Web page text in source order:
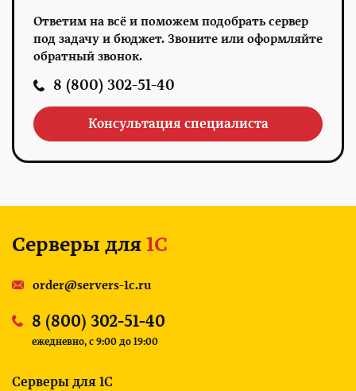
Ответим на всё и поможем подобрать сервер
под задачу и бюджет. Звоните или оформляйте
обратный звонок.
8 (800) 302-51-40
Консультация специалиста
Серверы для 1С
Серверы для 1С
order@servers-1c.ru
8 (800) 302-51-40
ежедневно, c 9:00 до 19:00